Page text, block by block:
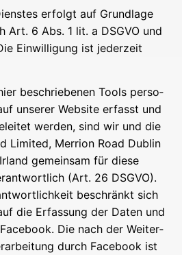
erfolgt auf Grund­la­ge
Art. 6 Abs. 1 lit. a DSGVO und
Ein­wil­li­gung ist jeder­zeit
beschrie­be­nen Tools per­so­
unse­rer Web­site erfasst und
wer­den, sind wir und die
Limi­t­ed, Mer­ri­on Road Dub­lin
gemein­sam für die­se
(Art. 26 DSGVO).
beschränkt sich
die Erfas­sung der Daten und
Die nach der Wei­ter­
durch Face­book ist